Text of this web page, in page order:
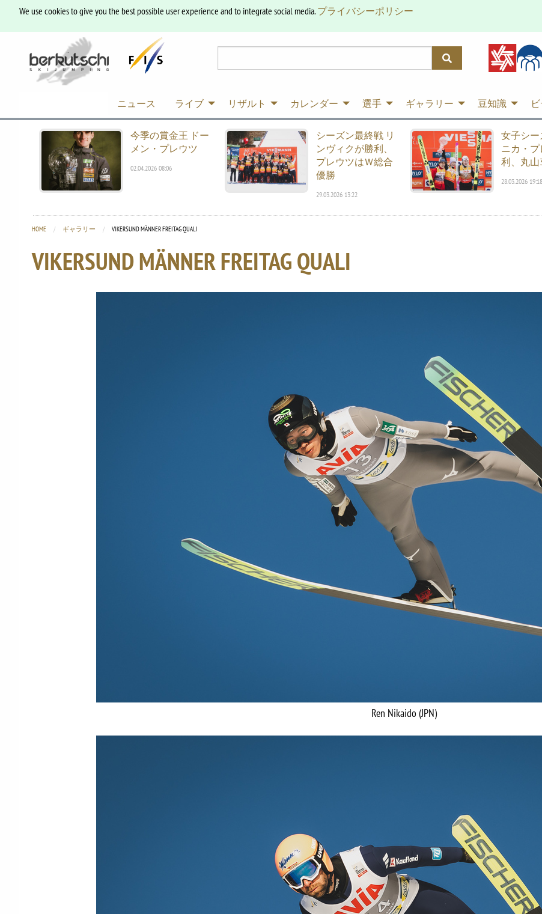
We use cookies to give you the best possible user experience and to integrate social media.プライバシーポリシー
ニュース ライブ リザルト カレンダー 選手 ギャラリー 豆知識
今季の賞金王 ドー
メン・プレウツ
02.04.2026 08:06
シーズン最終戦 リ
ンヴィクが勝利、
プレウツはＷ総合
優勝
29.03.2026 13:22
女子シ
ニカ・
利、丸山
28.03.2026 19:18
HOME ギャラリー CURRENT:
VIKERSUND MÄNNER FREITAG QUALI
VIKERSUND MÄNNER FREITAG QUALI
Ren Nikaido (JPN)